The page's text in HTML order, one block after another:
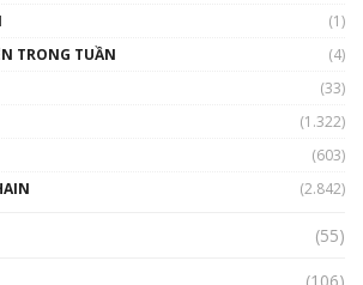
(1)
TRONG TUẦN
(4)
(33)
(1.322)
(603)
(2.842)
(55)
(106)